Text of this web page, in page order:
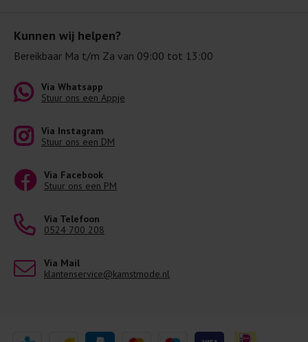
Kunnen wij helpen?
Bereikbaar Ma t/m Za van 09:00 tot 13:00
Via Whatsapp
Stuur ons een Appje
Via Instagram
Stuur ons een DM
Via Facebook
Stuur ons een PM
Via Telefoon
0524 700 208
Via Mail
klantenservice@kamstmode.nl